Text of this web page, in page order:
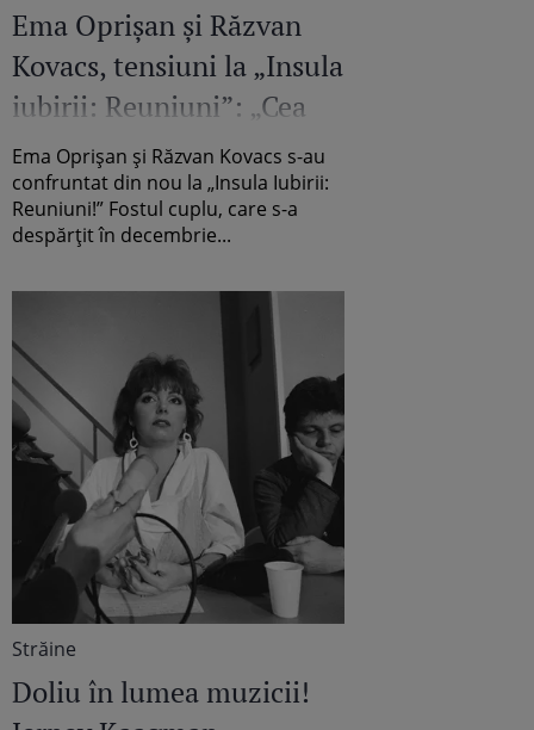
Ema Oprișan și Răzvan
Kovacs, tensiuni la „Insula
iubirii: Reuniuni”: „Cea
mai mare provocare a
vieții mele”
Ema Oprișan și Răzvan Kovacs s-au
confruntat din nou la „Insula Iubirii:
Reuniuni!” Fostul cuplu, care s-a
despărțit în decembrie...
Străine
Doliu în lumea muzicii!